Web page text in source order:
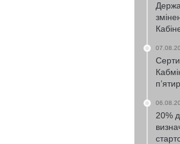
20%